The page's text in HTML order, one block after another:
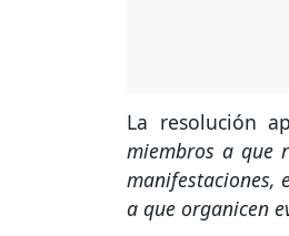
La resolución
miembros a que
manifestaciones,
a que organicen